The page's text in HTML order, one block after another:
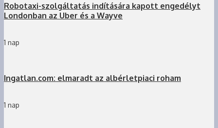
Robotaxi-szolgáltatás indítására kapott engedélyt
Londonban az Uber és a Wayve
1 nap
Ingatlan.com: elmaradt az albérletpiaci roham
1 nap